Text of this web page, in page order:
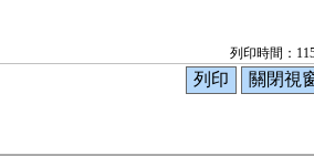
列印時間：